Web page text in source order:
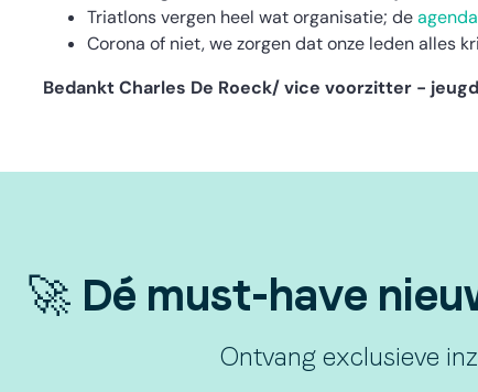
Triatlons vergen heel wat organisatie; de
Corona of niet, we zorgen dat onze leden alles
Bedankt Charles De Roeck/ vice voorzitter -
🚀 Dé must-have
Ontvang exclusieve